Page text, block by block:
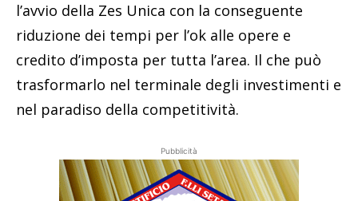
l’avvio della Zes Unica con la conseguente
riduzione dei tempi per l’ok alle opere e
credito d’imposta per tutta l’area. Il che può
trasformarlo nel terminale degli investimenti e
nel paradiso della competitività.
Pubblicità